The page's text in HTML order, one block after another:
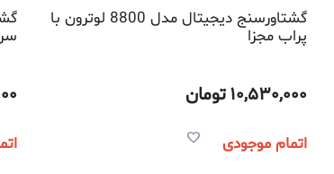
گشتاورسنج دیجیتال مدل 8800 لوترون با
پراب مجزا
10,530,000تومان
اتمام موجودی